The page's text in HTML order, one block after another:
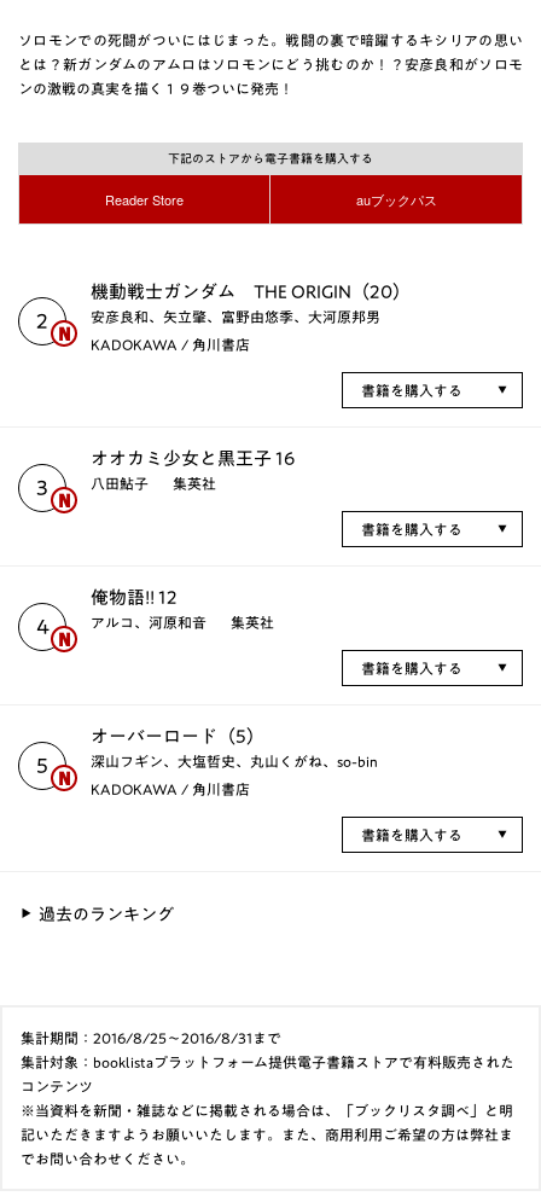
ソロモンでの死闘がついにはじまった。戦闘の裏で暗躍するキシリアの思い
とは？新ガンダムのアムロはソロモンにどう挑むのか！？安彦良和がソロモ
ンの激戦の真実を描く１９巻ついに発売！
下記のストアから電子書籍を購入する
Reader Store auブックパス
2
機動戦士ガンダム THE ORIGIN（20）
安彦良和、矢立肇、富野由悠季、大河原邦男
KADOKAWA / 角川書店
書籍を購入する
3
オオカミ少女と黒王子 16
八田鮎子 集英社
書籍を購入する
4
俺物語!! 12
アルコ、河原和音 集英社
書籍を購入する
5
オーバーロード（5）
深山フギン、大塩哲史、丸山くがね、so-bin
KADOKAWA / 角川書店
書籍を購入する
過去のランキング
集計期間：2016/8/25～2016/8/31まで
集計対象：booklistaプラットフォーム提供電子書籍ストアで有料販売された
コンテンツ
※当資料を新聞・雑誌などに掲載される場合は、「ブックリスタ調べ」と明
記いただきますようお願いいたします。また、商用利用ご希望の方は弊社ま
でお問い合わせください。